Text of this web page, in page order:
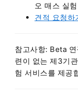
오 매스 실
견적 요청하
참고사항: Beta
련이 없는 제3기
험 서비스를 제공